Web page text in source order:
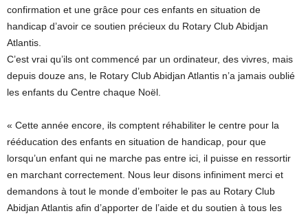
confirmation et une grâce pour ces enfants en situation de
handicap d’avoir ce soutien précieux du Rotary Club Abidjan
Atlantis.
C’est vrai qu’ils ont commencé par un ordinateur, des vivres, mais
depuis douze ans, le Rotary Club Abidjan Atlantis n’a jamais oublié
les enfants du Centre chaque Noël.
« Cette année encore, ils comptent réhabiliter le centre pour la
rééducation des enfants en situation de handicap, pour que
lorsqu’un enfant qui ne marche pas entre ici, il puisse en ressortir
en marchant correctement. Nous leur disons infiniment merci et
demandons à tout le monde d’emboiter le pas au Rotary Club
Abidjan Atlantis afin d’apporter de l’aide et du soutien à tous les